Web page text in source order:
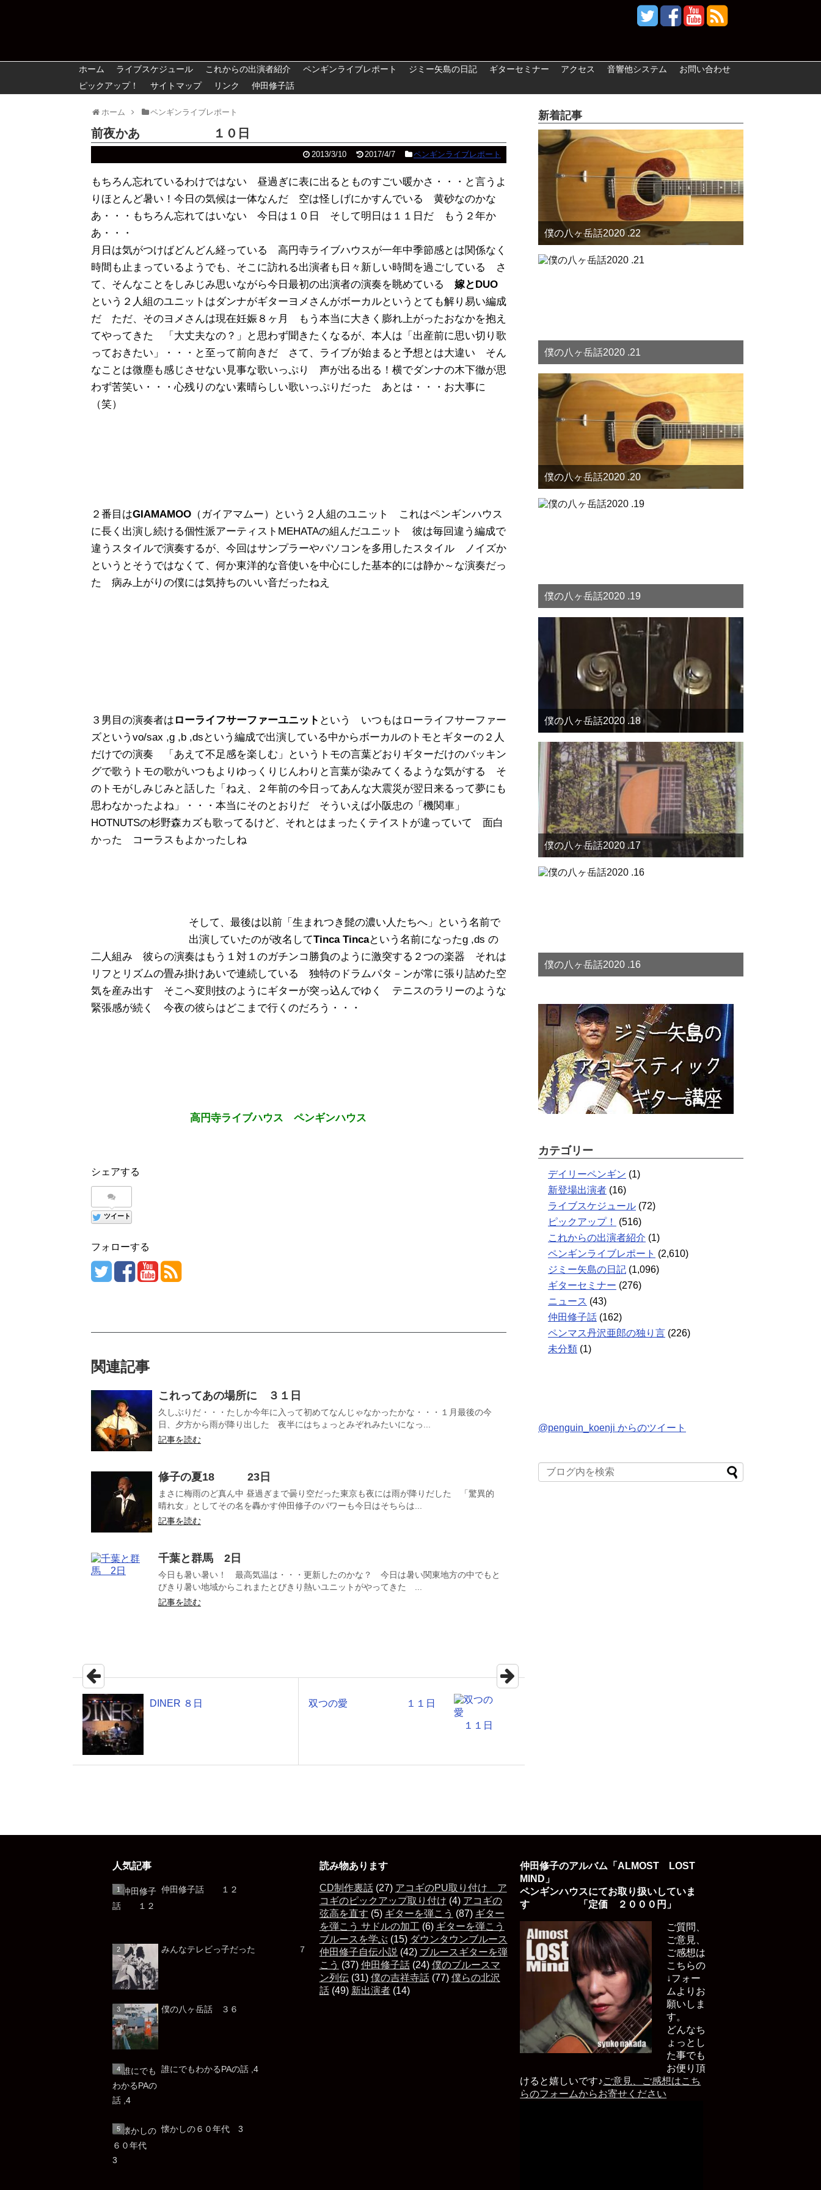
ホーム ライブスケジュール これからの出演者紹介 ペンギンライブレポート ジミー矢島の日記 ギターセミナー アクセス 音響他システム
お問い合わせ
ピックアップ！
サイトマップ リンク 仲田修子話
ホーム ペンギンライブレポート
前夜かあ １０日
2013/3/10 2017/4/7 ペンギンライブレポート
もちろん忘れているわけではない 昼過ぎに表に出るとものすごい暖かさ・・・と言うよ
りほとんど暑い！今日の気候は一体なんだ 空は怪しげにかすんでいる 黄砂なのかな
あ・・・もちろん忘れてはいない 今日は１０日 そして明日は１１日だ もう２年か
あ・・・
月日は気がつけばどんどん経っている 高円寺ライブハウスが一年中季節感とは関係なく
時間も止まっているようでも、そこに訪れる出演者も日々新しい時間を過ごしている さ
て、そんなことをしみじみ思いながら今日最初の出演者の演奏を眺めている
嫁とDUO
という２人組のユニットはダンナがギターヨメさんがボーカルというとても解り易い編成
だ ただ、そのヨメさんは現在妊娠８ヶ月 もう本当に大きく膨れ上がったおなかを抱え
てやってきた 「大丈夫なの？」と思わず聞きたくなるが、本人は「出産前に思い切り歌
っておきたい」・・・と至って前向きだ さて、ライブが始まると予想とは大違い そん
なことは微塵も感じさせない見事な歌いっぷり 声が出る出る！横でダンナの木下徹が思
わず苦笑い・・・心残りのない素晴らしい歌いっぷりだった あとは・・・お大事に
（笑）
２番目はGIAMAMOO （ガイアマムー）という２人組のユニット これはペンギンハウス
に長く出演し続ける個性派アーティストMEHATAの組んだユニット 彼は毎回違う編成で
違うスタイルで演奏するが、今回はサンプラーやパソコンを多用したスタイル ノイズか
というとそうではなくて、何か東洋的な音使いを中心にした基本的には静か～な演奏だっ
た 病み上がりの僕には気持ちのいい音だったねえ
３男目の演奏者は ローライフサーファーユニット という いつもはローライフサーファー
ズというvo/sax ,g ,b ,dsという編成で出演している中からボーカルのトモとギターの２人
だけでの演奏 「あえて不足感を楽しむ」というトモの言葉どおりギターだけのバッキン
グで歌うトモの歌がいつもよりゆっくりじんわりと言葉が染みてくるような気がする そ
のトモがしみじみと話した「ねえ、２年前の今日ってあんな大震災が翌日来るって夢にも
思わなかったよね」・・・本当にそのとおりだ そういえば小阪忠の「機関車」
HOTNUTSの杉野森カズも歌ってるけど、それとはまったくテイストが違っていて 面白
かった コーラスもよかったしね
そして、最後は以前「生まれつき髭の濃い人たちへ」という名前で
出演していたのが改名してTinca Tincaという名前になったg ,ds の
二人組み 彼らの演奏はもう１対１のガチンコ勝負のように激突する２つの楽器 それは
リフとリズムの畳み掛けあいで連続している 独特のドラムパタ－ンが常に張り詰めた空
気を産み出す そこへ変則技のようにギターが突っ込んでゆく テニスのラリーのような
緊張感が続く 今夜の彼らはどこまで行くのだろう・・・
高円寺ライブハウス ペンギンハウス
シェアする
ツイート
フォローする
関連記事
これってあの場所に ３１日
久しぶりだ・・・たしか今年に入って初めてなんじゃなかったかな・・・１月最後の今
日、夕方から雨が降り出した 夜半にはちょっとみぞれみたいになっ...
記事を読む
修子の夏18 23日
まさに梅雨のど真ん中 昼過ぎまで曇り空だった東京も夜には雨が降りだした 「驚異的
晴れ女」としてその名を轟かす仲田修子のパワーも今日はそちらは...
記事を読む
千葉と群馬 2日
今日も暑い暑い！ 最高気温は・・・更新したのかな？ 今日は暑い関東地方の中でもと
びきり暑い地域からこれまたとびきり熱いユニットがやってきた ...
記事を読む
DINER ８日 双つの愛 １１日
新着記事
僕の八ヶ岳話2020 .22
僕の八ヶ岳話2020 .21
僕の八ヶ岳話2020 .20
僕の八ヶ岳話2020 .19
僕の八ヶ岳話2020 .18
僕の八ヶ岳話2020 .17
僕の八ヶ岳話2020 .16
カテゴリー
デイリーペンギン (1)
新登場出演者 (16)
ライブスケジュール (72)
ピックアップ！
(516)
これからの出演者紹介 (1)
ペンギンライブレポート (2,610)
ジミー矢島の日記 (1,096)
ギターセミナー (276)
ニュース (43)
仲田修子話 (162)
ペンマス丹沢亜郎の独り言 (226)
未分類 (1)
@penguin_koenji からのツイート
人気記事
仲田修子話 １２
みんなテレビっ子だった ７
僕の八ヶ岳話 ３６
誰にでもわかるPAの話 ,4
懐かしの６０年代 3
読み物あります
CD制作裏話(27) アコギのPU取り付け ア
コギのピックアップ取り付け (4) アコギの
弦高を直す (5) ギターを弾こう (87) ギター
を弾こう サドルの加工 (6) ギターを弾こう
ブルースを学ぶ (15) ダウンタウンブルース
仲田修子自伝小説 (42) ブルースギターを弾
こう (37) 仲田修子話(24) 僕のブルースマ
ン列伝(31) 僕の吉祥寺話(77) 僕らの北沢
話(49) 新出演者(14)
仲田修子のアルバム「ALMOST LOST
MIND」
ペンギンハウスにてお取り扱いしていま
す 「定価 ２０００円」
ご質問、
ご意見、
ご感想は
こちらの
↓フォー
ムよりお
願いしま
す。
どんなち
ょっとし
た事でも
お便り頂
けると嬉しいです♪ご意見、ご感想はこち
らのフォームからお寄せください